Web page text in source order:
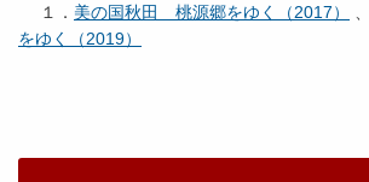
１． 美の国秋田 桃源郷をゆく（2017） 、
をゆく（2019）